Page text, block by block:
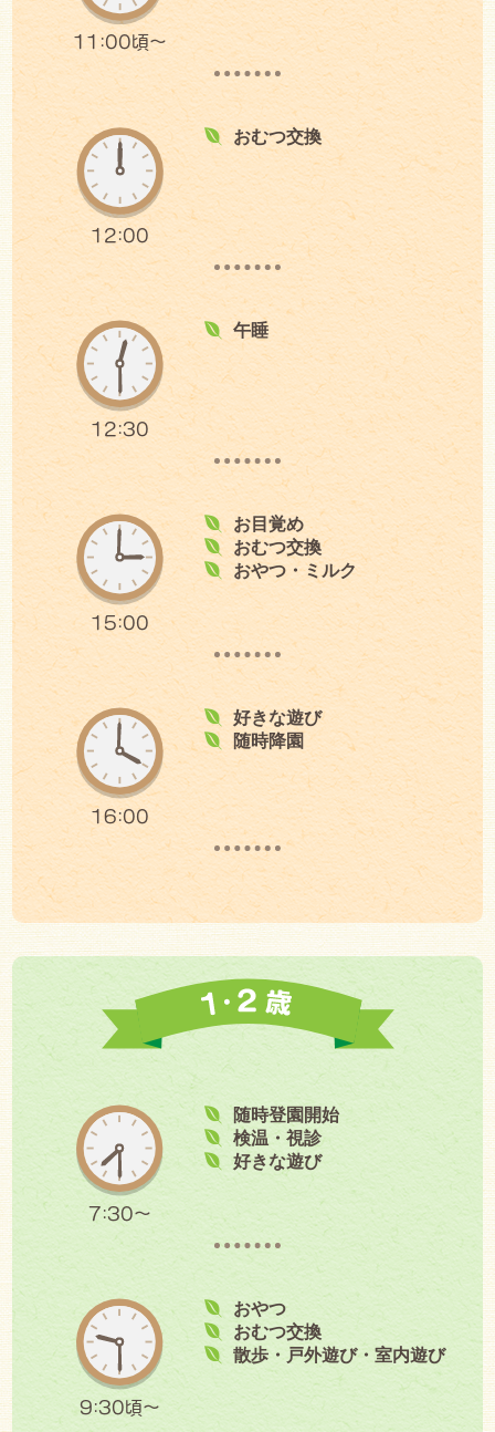
11:00頃～
12:00
おむつ交換
12:30
午睡
15:00
お目覚め
おむつ交換
おやつ・ミルク
16:00
好きな遊び
随時降園
7:30～
随時登園開始
検温・視診
好きな遊び
9:30頃～
おやつ
おむつ交換
散歩・戸外遊び・室内遊び